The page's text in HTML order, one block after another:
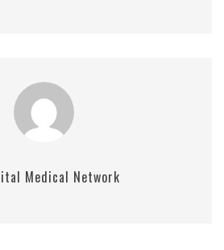
Medical Network